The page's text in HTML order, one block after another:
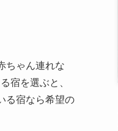
ちゃん連れな
宿を選ぶと、
る宿なら希望の